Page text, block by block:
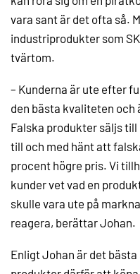
vara sant är det ofta så.
industriprodukter som
tvärtom.
– Kunderna är ute efter
den bästa kvaliteten och
Falska produkter säljs
till och med hänt att
procent högre pris. Vi
kunder vet vad en
skulle vara ute på
reagera, berättar Johan.
Enligt Johan är det